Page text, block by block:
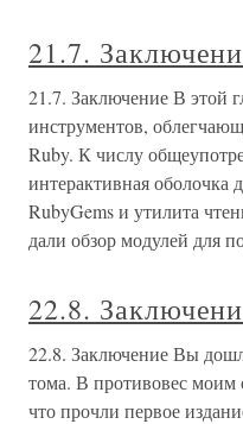
21.7.
21.7. Заключение В этой
инструментов,
Ruby. К числу
интерактивная оболочка
RubyGems и утилита
дали обзор модулей для
22.8.
22.8. Заключение Вы
тома. В противовес моим
что прочли первое